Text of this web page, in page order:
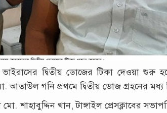
দ্বিতীয় ডোজের টিকা দেওয়া শুরু
আতাউল গনি প্রথমে দ্বিতীয় ডোজ গ্রহনের
শাহাবুদ্দিন খান, টাঙ্গাইল প্রেসক্লাবের